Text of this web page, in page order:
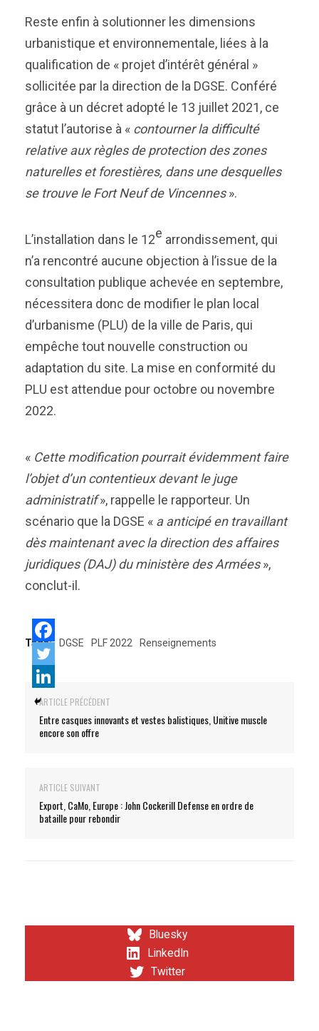
Reste enfin à solutionner les dimensions
urbanistique et environnementale, liées à la
qualification de « projet d’intérêt général »
sollicitée par la direction de la DGSE. Conféré
grâce à un décret adopté le 13 juillet 2021, ce
statut l’autorise à « contourner la difficulté
relative aux règles de protection des zones
naturelles et forestières, dans une desquelles
se trouve le Fort Neuf de Vincennes».
L’installation dans le 12e arrondissement, qui
n’a rencontré aucune objection à l’issue de la
consultation publique achevée en septembre,
nécessitera donc de modifier le plan local
d’urbanisme (PLU) de la ville de Paris, qui
empêche tout nouvelle construction ou
adaptation du site. La mise en conformité du
PLU est attendue pour octobre ou novembre
2022.
« Cette modification pourrait évidemment faire
l’objet d’un contentieux devant le juge
administratif», rappelle le rapporteur. Un
scénario que la DGSE « a anticipé en travaillant
dès maintenant avec la direction des affaires
juridiques (DAJ) du ministère des Armées»,
conclut-il.
Tags: DGSE PLF 2022 Renseignements
ARTICLE PRÉCÉDENT
Entre casques innovants et vestes balistiques, Unitive muscle
encore son offre
ARTICLE SUIVANT
Export, CaMo, Europe : John Cockerill Defense en ordre de
bataille pour rebondir
Bluesky
LinkedIn
Twitter